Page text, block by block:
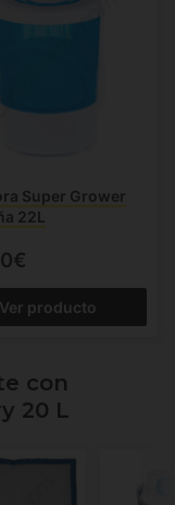
Super Grower
22L
Ver producto
con
20 L